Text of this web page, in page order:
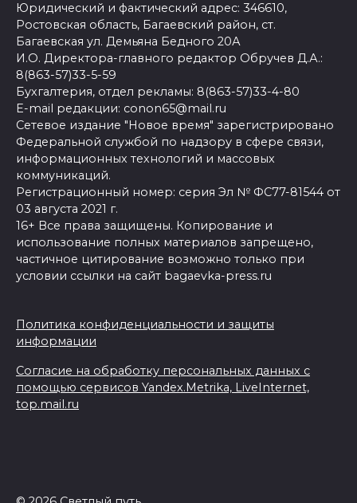
Юридический и фактический адрес: 346610,
Ростовская область, Багаевский район, ст.
Багаевская ул. Демьяна Бедного 20А
И.О. Директора-главного редактор Обручев Д.А.:
8(863-57)33-5-59
Бухгалтерия, отдел рекламы: 8(863-57)33-4-80
E-mail редакции: conon65@mail.ru
Сетевое издание "Новое время" зарегистрировано
Федеральной службой по надзору в сфере связи,
информационных технологий и массовых
коммуникаций.
Регистрационный номер: серия Эл № ФС77-81544 от
03 августа 2021 г.
16+ Все права защищены. Копирование и
использование полных материалов запрещено,
частичное цитирование возможно только при
условии ссылки на сайт bagaevka-press.ru
Политика конфиденциальности и защиты
информации
Согласие на обработку персональных данных с
помощью сервисов Yandex.Metrika, LiveInternet,
top.mail.ru